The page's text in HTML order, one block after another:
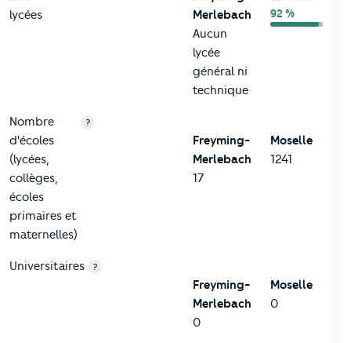
lycées
Merlebach
Aucun
lycée
général ni
technique
92 %
Nombre
d'écoles
(lycées,
collèges,
écoles
primaires et
maternelles)
?
Freyming-
Merlebach
17
Moselle
1241
Universitaires ?
Freyming-
Merlebach
0
Moselle
0